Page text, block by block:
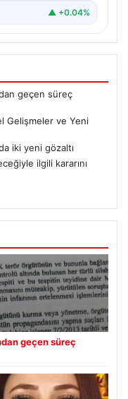
▲ +0.04%
geçen süreç
Gelişmeler ve Yeni
iki yeni gözaltı
ilgili kararını
geçen süreç